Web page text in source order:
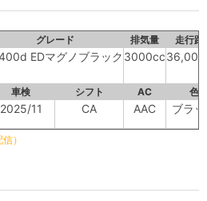
グレード 排気量 走行距
EDマグノブラック 3000cc
車検 シフト AC 色
2025/11 CA AAC ブラ
）